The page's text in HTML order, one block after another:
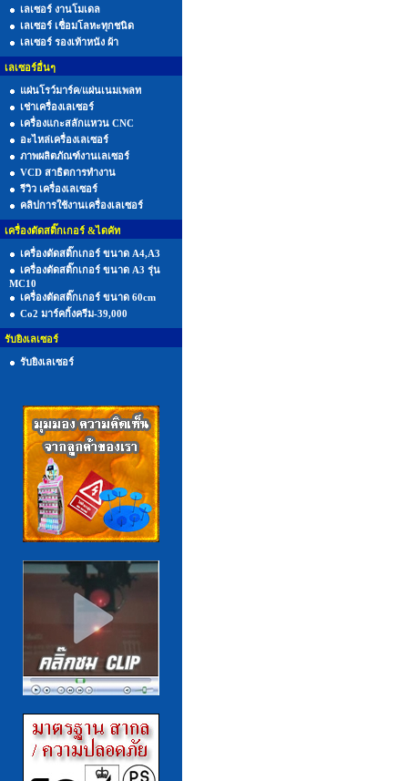
เลเซอร์ งานโมเดล
เลเซอร์ เชื่อมโลหะทุกชนิด
เลเซอร์ รองเท้าหนัง ผ้า
เลเซอร์อื่นๆ
แผ่นโรว์มาร์ค/แผ่นเนมเพลท
เช่าเครื่องเลเซอร์
เครื่องแกะสลักแหวน CNC
อะไหล่เครื่องเลเซอร์
ภาพผลิตภัณฑ์งานเลเซอร์
VCD สาธิตการทำงาน
รีวิว เครื่องเลเซอร์
คลิปการใช้งานเครื่องเลเซอร์
เครื่องตัดสติ๊กเกอร์ &ไดคัท
เครื่องตัดสติ๊กเกอร์ ขนาด A4,A3
เครื่องตัดสติ๊กเกอร์ ขนาด A3 รุ่น
MC10
เครื่องตัดสติ๊กเกอร์ ขนาด 60cm
Co2 มาร์คกิ้งครีม-39,000
รับยิงเลเซอร์
รับยิงเลเซอร์